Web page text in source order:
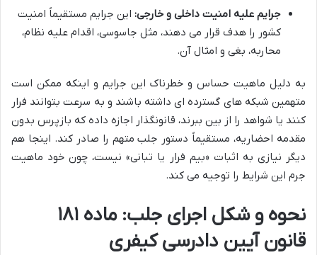
جرایم علیه امنیت داخلی و خارجی: این جرایم مستقیماً امنیت
کشور را هدف قرار می دهند، مثل جاسوسی، اقدام علیه نظام،
محاربه، بغی و امثال آن.
به دلیل ماهیت حساس و خطرناک این جرایم و اینکه ممکن است
متهمین شبکه های گسترده ای داشته باشند و به سرعت بتوانند فرار
کنند یا شواهد را از بین ببرند، قانونگذار اجازه داده که بازپرس بدون
مقدمه احضاریه، مستقیماً دستور جلب متهم را صادر کند. اینجا هم
دیگر نیازی به اثبات «بیم فرار یا تبانی» نیست، چون خود ماهیت
جرم این شرایط را توجیه می کند.
نحوه و شکل اجرای جلب: ماده ۱۸۱
قانون آیین دادرسی کیفری